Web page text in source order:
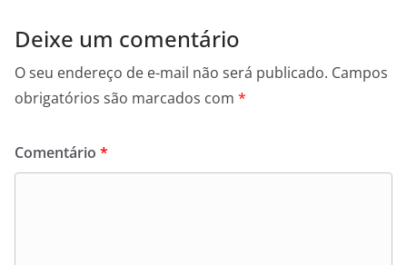
Deixe um comentário
O seu endereço de e-mail não será publicado. Campos
obrigatórios são marcados com *
Comentário *